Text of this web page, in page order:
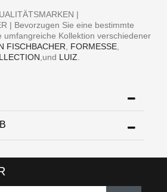
|
| Bevorzugen Sie eine bestimmte
umfangreiche Kollektion verschiedener
FISCHBACHER FORMESSE
,und LUIZ